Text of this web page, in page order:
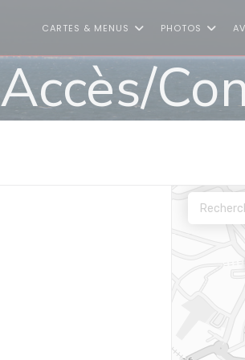
CARTES & MENUS PHOTOS
Accès/